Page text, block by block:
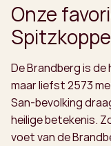
Onze
Spitzkoppe
De Brandberg is
maar liefst 2573
San-bevolking
heilige betekenis.
voet van de